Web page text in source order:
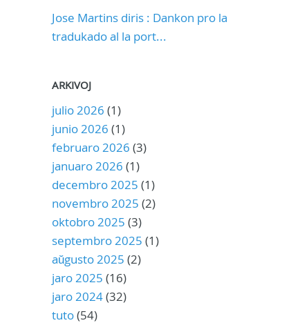
Jose Martins diris : Dankon pro la
tradukado al la port...
ARKIVOJ
julio 2026 (1)
junio 2026 (1)
februaro 2026 (3)
januaro 2026 (1)
decembro 2025 (1)
novembro 2025 (2)
oktobro 2025 (3)
septembro 2025 (1)
aŭgusto 2025 (2)
jaro 2025 (16)
jaro 2024(32)
tuto(54)